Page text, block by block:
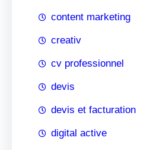
content marketing
creativ
cv professionnel
devis
devis et facturation
digital active